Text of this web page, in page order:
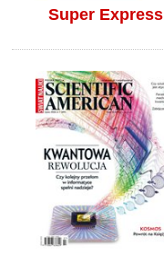
Super Express